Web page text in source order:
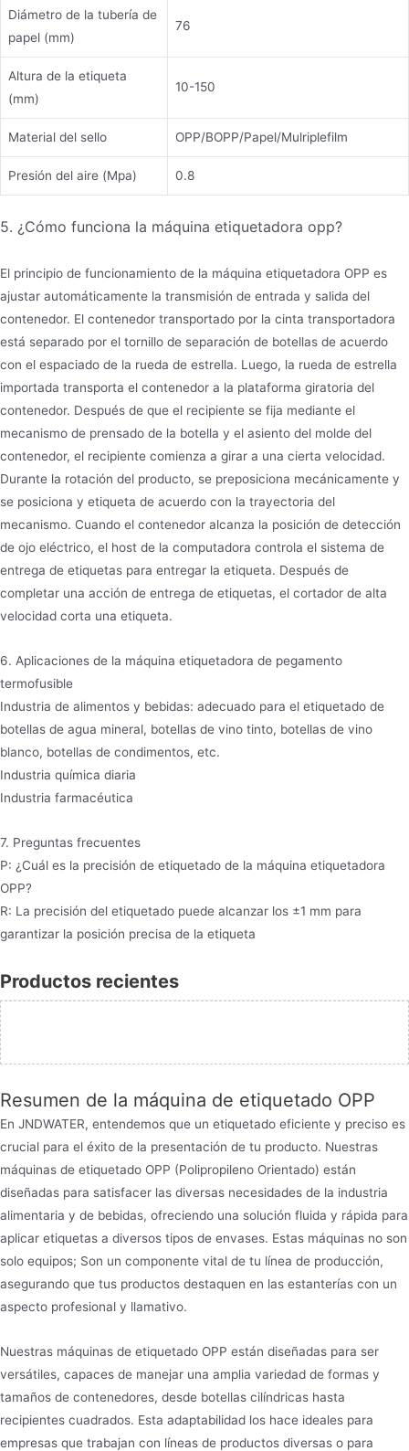
Diámetro de la tubería de
papel (mm)
76
Altura de la etiqueta
(mm)
10-150
Material del sello OPP/BOPP/Papel/Mulriplefilm
Presión del aire (Mpa) 0.8
5. ¿Cómo funciona la máquina etiquetadora opp?
El principio de funcionamiento de la máquina etiquetadora OPP es
ajustar automáticamente la transmisión de entrada y salida del
contenedor. El contenedor transportado por la cinta transportadora
está separado por el tornillo de separación de botellas de acuerdo
con el espaciado de la rueda de estrella. Luego, la rueda de estrella
importada transporta el contenedor a la plataforma giratoria del
contenedor. Después de que el recipiente se fija mediante el
mecanismo de prensado de la botella y el asiento del molde del
contenedor, el recipiente comienza a girar a una cierta velocidad.
Durante la rotación del producto, se preposiciona mecánicamente y
se posiciona y etiqueta de acuerdo con la trayectoria del
mecanismo. Cuando el contenedor alcanza la posición de detección
de ojo eléctrico, el host de la computadora controla el sistema de
entrega de etiquetas para entregar la etiqueta. Después de
completar una acción de entrega de etiquetas, el cortador de alta
velocidad corta una etiqueta.
6. Aplicaciones de la máquina etiquetadora de pegamento
termofusible
Industria de alimentos y bebidas: adecuado para el etiquetado de
botellas de agua mineral, botellas de vino tinto, botellas de vino
blanco, botellas de condimentos, etc.
Industria química diaria
Industria farmacéutica
7. Preguntas frecuentes
P: ¿Cuál es la precisión de etiquetado de la máquina etiquetadora
OPP?
R: La precisión del etiquetado puede alcanzar los ±1 mm para
garantizar la posición precisa de la etiqueta
Productos recientes
Resumen de la máquina de etiquetado OPP
En JNDWATER, entendemos que un etiquetado eficiente y preciso es
crucial para el éxito de la presentación de tu producto. Nuestras
máquinas de etiquetado OPP (Polipropileno Orientado) están
diseñadas para satisfacer las diversas necesidades de la industria
alimentaria y de bebidas, ofreciendo una solución fluida y rápida para
aplicar etiquetas a diversos tipos de envases. Estas máquinas no son
solo equipos; Son un componente vital de tu línea de producción,
asegurando que tus productos destaquen en las estanterías con un
aspecto profesional y llamativo.
Nuestras máquinas de etiquetado OPP están diseñadas para ser
versátiles, capaces de manejar una amplia variedad de formas y
tamaños de contenedores, desde botellas cilíndricas hasta
recipientes cuadrados. Esta adaptabilidad los hace ideales para
empresas que trabajan con líneas de productos diversas o para